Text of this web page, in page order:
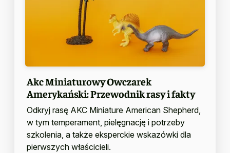
Akc Miniaturowy Owczarek
Amerykański: Przewodnik rasy i fakty
Odkryj rasę AKC Miniature American Shepherd,
w tym temperament, pielęgnację i potrzeby
szkolenia, a także eksperckie wskazówki dla
pierwszych właścicieli.